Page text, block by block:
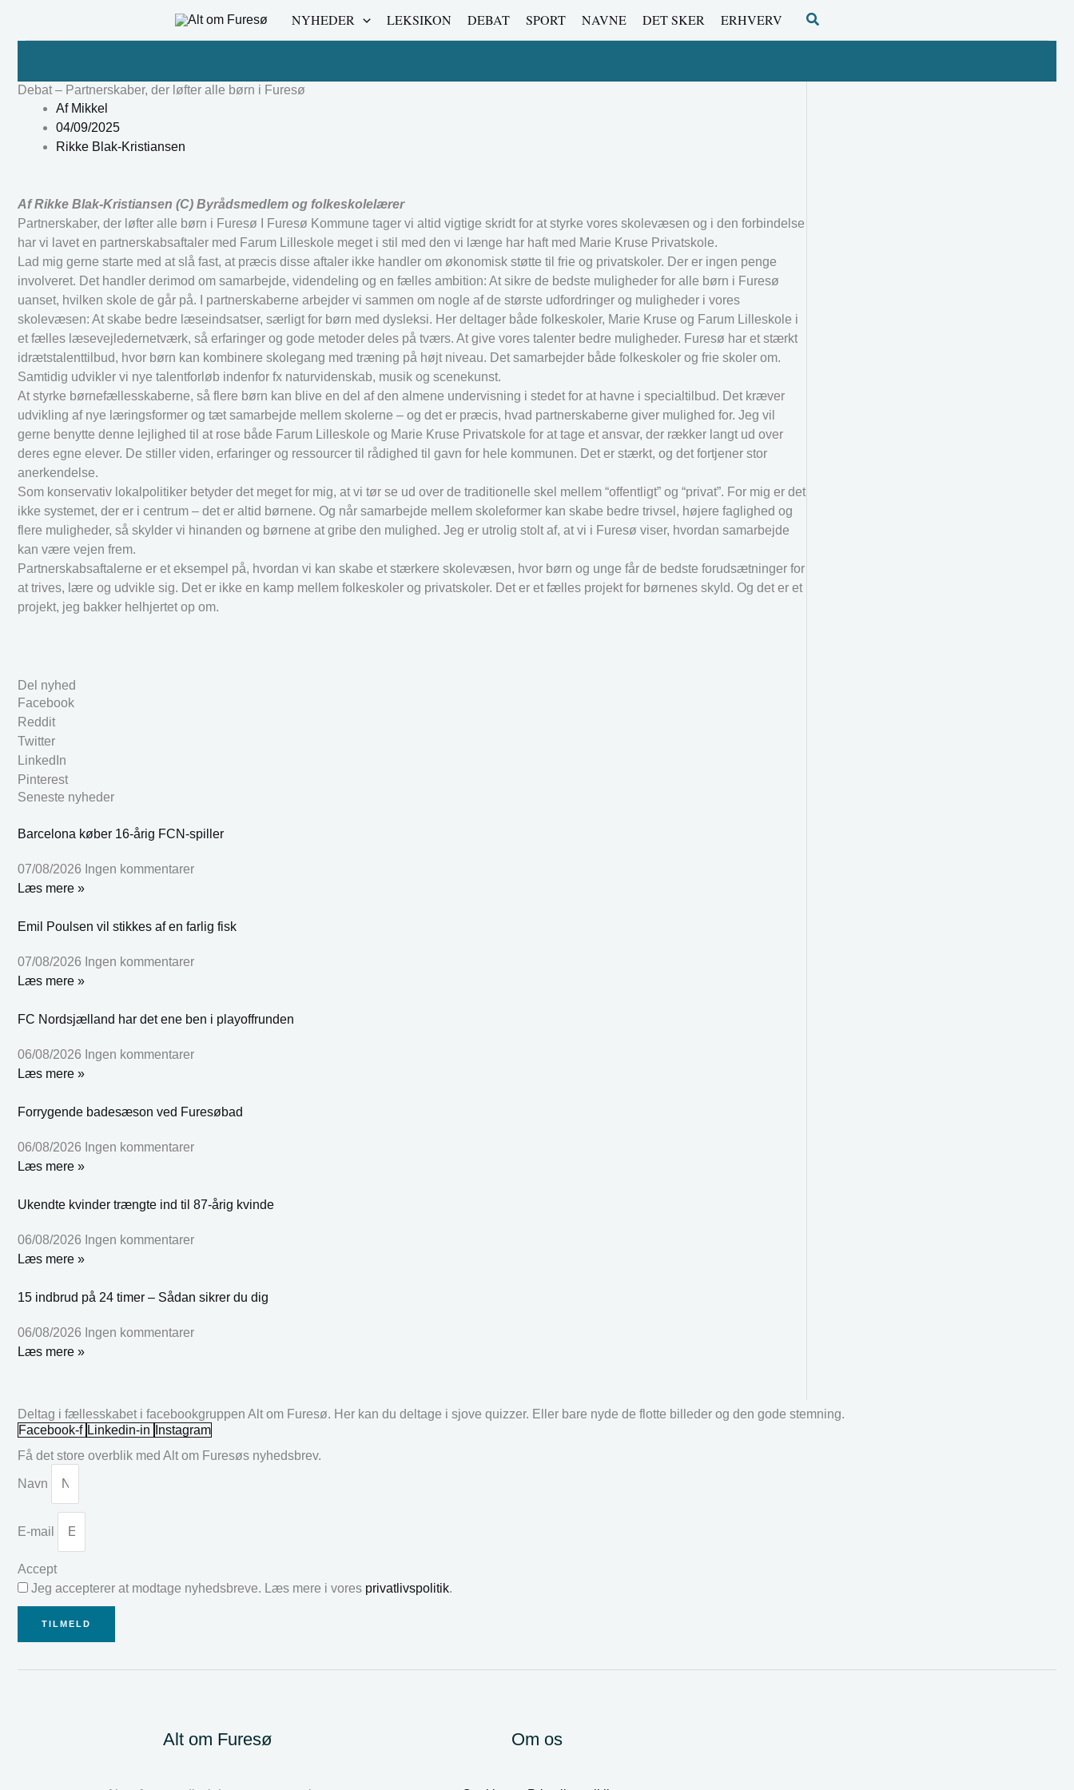
NYHEDER LEKSIKON DEBAT SPORT NAVNE DET SKER ERHVERV Søg
Debat – Partnerskaber, der løfter alle børn i Furesø
AfMikkel
04/09/2025
Rikke Blak-Kristiansen
Af Rikke Blak-Kristiansen (C) Byrådsmedlem og folkeskolelærer
Partnerskaber, der løfter alle børn i Furesø I Furesø Kommune tager vi altid vigtige skridt for at styrke vores skolevæsen og i den forbindelse
har vi lavet en partnerskabsaftaler med Farum Lilleskole meget i stil med den vi længe har haft med Marie Kruse Privatskole.
Lad mig gerne starte med at slå fast, at præcis disse aftaler ikke handler om økonomisk støtte til frie og privatskoler. Der er ingen penge
involveret. Det handler derimod om samarbejde, videndeling og en fælles ambition: At sikre de bedste muligheder for alle børn i Furesø
uanset, hvilken skole de går på. I partnerskaberne arbejder vi sammen om nogle af de største udfordringer og muligheder i vores
skolevæsen: At skabe bedre læseindsatser, særligt for børn med dysleksi. Her deltager både folkeskoler, Marie Kruse og Farum Lilleskole i
et fælles læsevejledernetværk, så erfaringer og gode metoder deles på tværs. At give vores talenter bedre muligheder. Furesø har et stærkt
idrætstalenttilbud, hvor børn kan kombinere skolegang med træning på højt niveau. Det samarbejder både folkeskoler og frie skoler om.
Samtidig udvikler vi nye talentforløb indenfor fx naturvidenskab, musik og scenekunst.
At styrke børnefællesskaberne, så flere børn kan blive en del af den almene undervisning i stedet for at havne i specialtilbud. Det kræver
udvikling af nye læringsformer og tæt samarbejde mellem skolerne – og det er præcis, hvad partnerskaberne giver mulighed for. Jeg vil
gerne benytte denne lejlighed til at rose både Farum Lilleskole og Marie Kruse Privatskole for at tage et ansvar, der rækker langt ud over
deres egne elever. De stiller viden, erfaringer og ressourcer til rådighed til gavn for hele kommunen. Det er stærkt, og det fortjener stor
anerkendelse.
Som konservativ lokalpolitiker betyder det meget for mig, at vi tør se ud over de traditionelle skel mellem “offentligt” og “privat”. For mig er det
ikke systemet, der er i centrum – det er altid børnene. Og når samarbejde mellem skoleformer kan skabe bedre trivsel, højere faglighed og
flere muligheder, så skylder vi hinanden og børnene at gribe den mulighed. Jeg er utrolig stolt af, at vi i Furesø viser, hvordan samarbejde
kan være vejen frem.
Partnerskabsaftalerne er et eksempel på, hvordan vi kan skabe et stærkere skolevæsen, hvor børn og unge får de bedste forudsætninger for
at trives, lære og udvikle sig. Det er ikke en kamp mellem folkeskoler og privatskoler. Det er et fælles projekt for børnenes skyld. Og det er et
projekt, jeg bakker helhjertet op om.
Del nyhed
Facebook
Reddit
Twitter
LinkedIn
Pinterest
Seneste nyheder
Barcelona køber 16-årig FCN-spiller
07/08/2026 Ingen kommentarer
Læs mere »
Emil Poulsen vil stikkes af en farlig fisk
07/08/2026 Ingen kommentarer
Læs mere »
FC Nordsjælland har det ene ben i playoffrunden
06/08/2026 Ingen kommentarer
Læs mere »
Forrygende badesæson ved Furesøbad
06/08/2026 Ingen kommentarer
Læs mere »
Ukendte kvinder trængte ind til 87-årig kvinde
06/08/2026 Ingen kommentarer
Læs mere »
15 indbrud på 24 timer – Sådan sikrer du dig
06/08/2026 Ingen kommentarer
Læs mere »
Deltag i fællesskabet i facebookgruppen Alt om Furesø. Her kan du deltage i sjove quizzer. Eller bare nyde de flotte billeder og den gode stemning.
Facebook-f Linkedin-in
Instagram
Få det store overblik med Alt om Furesøs nyhedsbrev.
Navn
E-mail
Accept
Jeg accepterer at modtage nyhedsbreve. Læs mere i vores privatlivspolitik.
TILMELD
Alt om Furesø Om os